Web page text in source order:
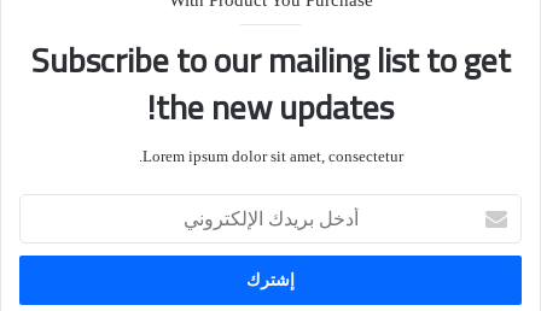
Subscribe to our mailing list to get
the new updates!
Lorem ipsum dolor sit amet, consectetur.
بريدك
الإلكتروني